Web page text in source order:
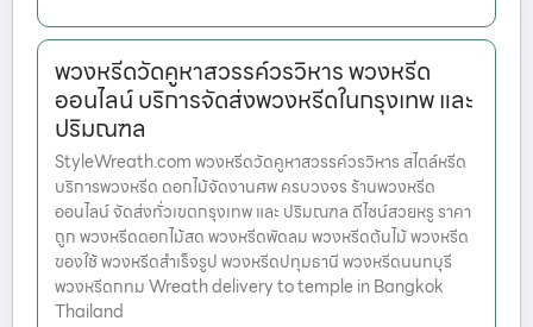
พวงหรีดวัดคูหาสวรรค์วรวิหาร พวงหรีด
ออนไลน์ บริการจัดส่งพวงหรีดในกรุงเทพ และ
ปริมณฑล
StyleWreath.com พวงหรีดวัดคูหาสวรรค์วรวิหาร สไตล์หรีด
บริการพวงหรีด ดอกไม้จัดงานศพ ครบวงจร ร้านพวงหรีด
ออนไลน์ จัดส่งทั่วเขตกรุงเทพ และ ปริมณฑล ดีไซน์สวยหรู ราคา
ถูก พวงหรีดดอกไม้สด พวงหรีดพัดลม พวงหรีดต้นไม้ พวงหรีด
ของใช้ พวงหรีดสำเร็จรูป พวงหรีดปทุมธานี พวงหรีดนนทบุรี
พวงหรีดกทม Wreath delivery to temple in Bangkok
Thailand